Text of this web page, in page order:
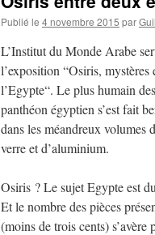
Publié le 4 novembre 2015 par
L’Institut du Monde Arabe
l’exposition “Osiris, mystères
l’Egypte“. Le plus humain
panthéon égyptien s’est fait
dans les méandreux volumes
verre et d’aluminium.
Osiris ? Le sujet Egypte est
Et le nombre des pièces
(moins de trois cents) s’avère